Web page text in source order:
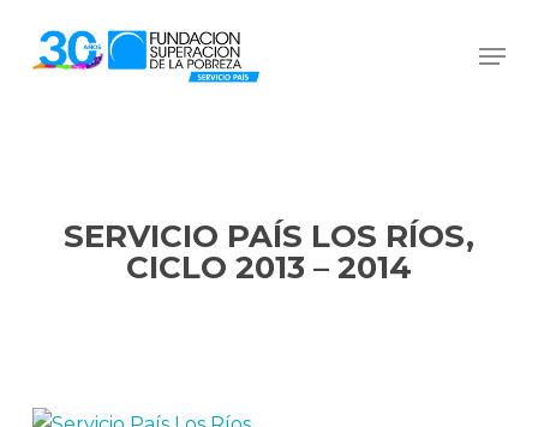
SERVICIO PAÍS LOS RÍOS,
CICLO 2013 – 2014